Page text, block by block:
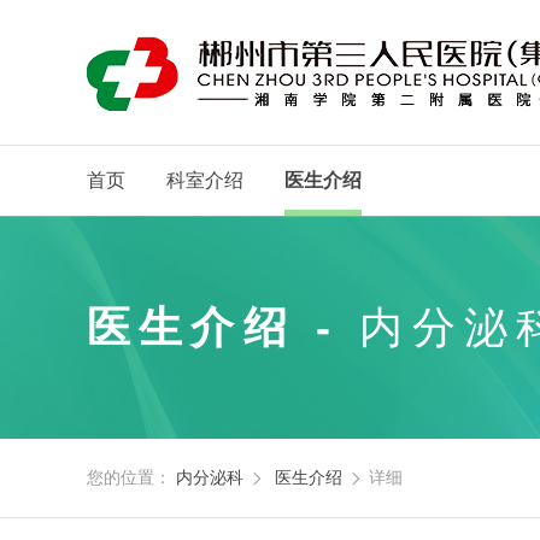
首页 科室介绍 医生介绍
医生介绍 - 内分泌
您的位置： 内分泌科  医生介绍  详细